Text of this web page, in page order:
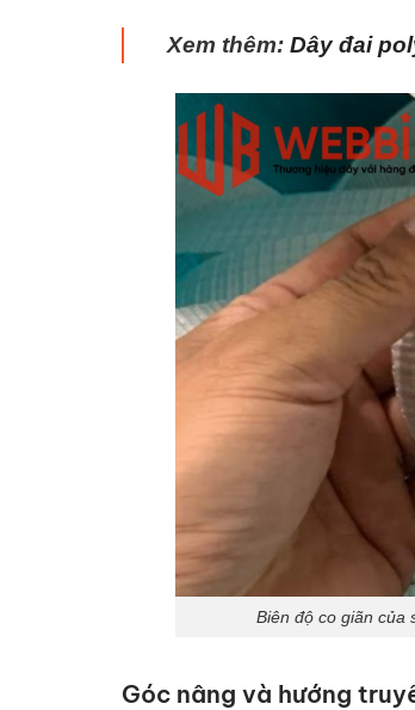
Xem thêm: Dây đai
Biên độ co giãn của
Góc nâng và hướng